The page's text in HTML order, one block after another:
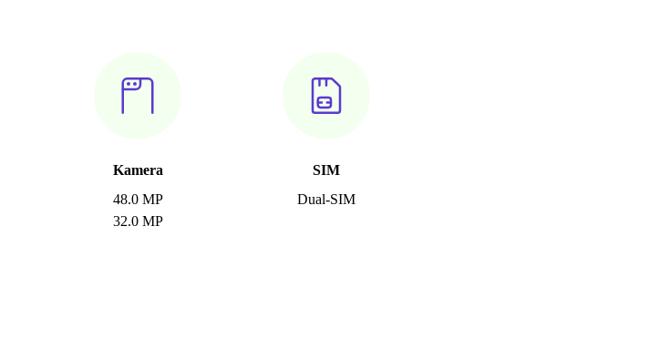
Kamera
48.0 MP
32.0 MP
SIM
Dual-SIM